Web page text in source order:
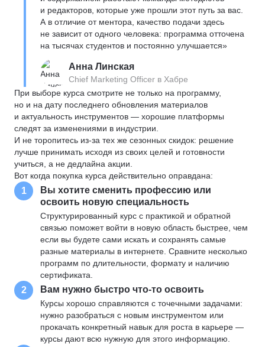
и редакторов, которые уже прошли этот путь за вас.
А в отличие от ментора, качество подачи здесь
не зависит от одного человека: программа отточена
на тысячах студентов и постоянно улучшается»
Анна Линская
Chief Marketing Officer в Хабре
При выборе курса смотрите не только на программу,
но и на дату последнего обновления материалов
и актуальность инструментов — хорошие платформы
следят за изменениями в индустрии.
И не торопитесь из-за тех же сезонных скидок: решение
лучше принимать исходя из своих целей и готовности
учиться, а не дедлайна акции.
Вот когда покупка курса действительно оправдана:
1
Вы хотите сменить профессию или
освоить новую специальность
Структурированный курс с практикой и обратной
связью поможет войти в новую область быстрее, чем
если вы будете сами искать и сохранять самые
разные материалы в интернете. Сравните несколько
программ по длительности, формату и наличию
сертификата.
2 Вам нужно быстро что-то освоить
Курсы хорошо справляются с точечными задачами:
нужно разобраться с новым инструментом или
прокачать конкретный навык для роста в карьере —
курсы дают всю нужную для этого информацию.